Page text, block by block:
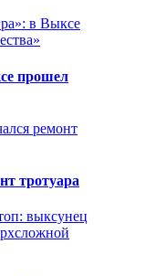
прошел
тротуара